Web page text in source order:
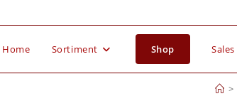
Home Sortiment Shop Sales
>